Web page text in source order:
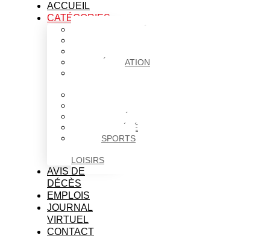
ACCUEIL
CATÉGORIES
ÉDUCATION
SOCIÉTÉ
SPORTS
LOISIRS
AVIS DE
DÉCÈS
EMPLOIS
JOURNAL
VIRTUEL
CONTACT